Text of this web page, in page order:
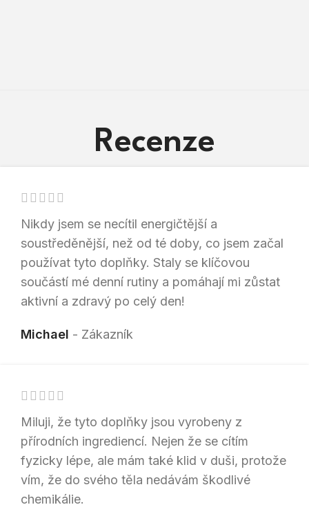
Recenze
Nikdy jsem se necítil energičtější a
soustředěnější, než od té doby, co jsem začal
používat tyto doplňky. Staly se klíčovou
součástí mé denní rutiny a pomáhají mi zůstat
aktivní a zdravý po celý den!
Michael Zákazník
Miluji, že tyto doplňky jsou vyrobeny z
přírodních ingrediencí. Nejen že se cítím
fyzicky lépe, ale mám také klid v duši, protože
vím, že do svého těla nedávám škodlivé
chemikálie.